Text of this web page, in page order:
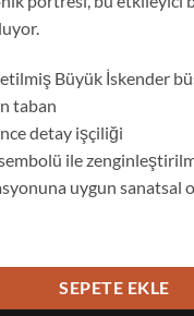
Büyük İskender
taban
detay işçiliği
ile
uygun sanatsal
SEPETE EKLE